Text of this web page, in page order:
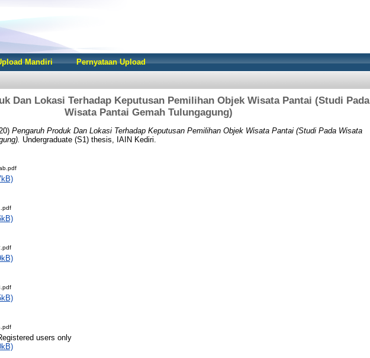
Mandiri Pernyataan Upload
Dan Lokasi Terhadap Keputusan Pemilihan Objek Wisata Pantai (Studi Pada
Wisata Pantai Gemah Tulungagung)
Pengaruh Produk Dan Lokasi Terhadap Keputusan Pemilihan Objek Wisata Pantai (Studi Pada Wisata
Undergraduate (S1) thesis, IAIN Kediri.
users only